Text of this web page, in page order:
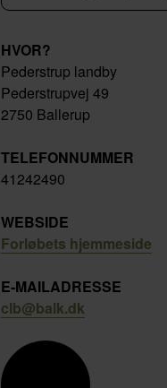
HVOR?
Pederstrup landby
Pederstrupvej 49
2750 Ballerup
TELEFONNUMMER
41242490
WEBSIDE
Forløbets hjemmeside
E-MAILADRESSE
clb@balk.dk